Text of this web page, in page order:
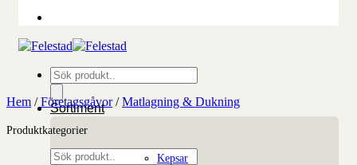
Produktsökning
Sortiment
Produktsökning
Hem / Företagsgåvor / Matlagning & Dukning
Produktkategorier
Kepsar